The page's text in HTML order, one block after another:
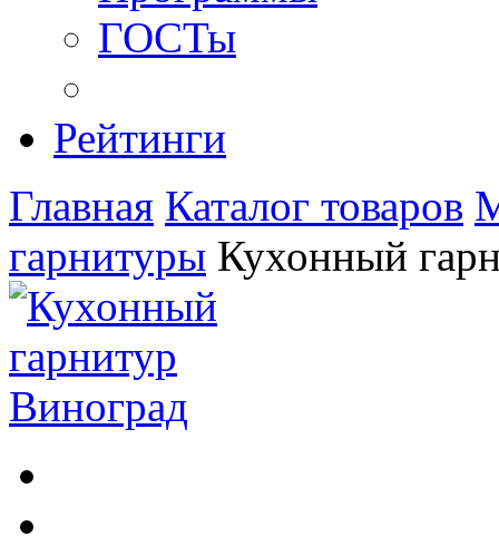
ГОСТы
Рейтинги
Главная Каталог товаров
гарнитуры Кухонный